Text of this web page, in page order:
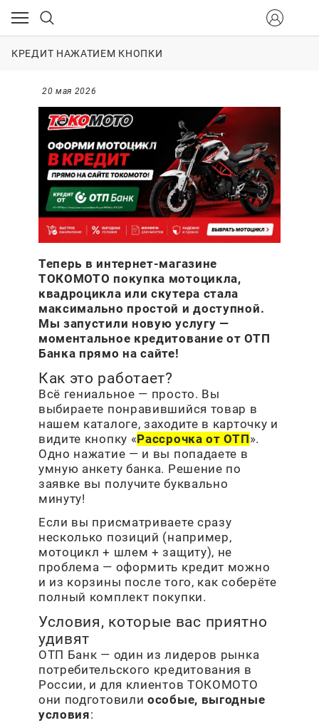
КРЕДИТ НАЖАТИЕМ КНОПКИ
20 мая 2026
Теперь в интернет-магазине
ТОКОМОТО покупка мотоцикла,
квадроцикла или скутера стала
максимально простой и доступной.
Мы запустили новую услугу —
моментальное кредитование от ОТП
Банка прямо на сайте!
Как это работает?
Всё гениальное — просто. Вы
выбираете понравившийся товар в
нашем каталоге, заходите в карточку и
видите кнопку «Рассрочка от ОТП».
Одно нажатие — и вы попадаете в
умную анкету банка. Решение по
заявке вы получите буквально
минуту!
Если вы присматриваете сразу
несколько позиций (например,
мотоцикл + шлем + защиту), не
проблема — оформить кредит можно
и из корзины после того, как соберёте
полный комплект покупки.
Условия, которые вас приятно
удивят
ОТП Банк — один из лидеров рынка
потребительского кредитования в
России, и для клиентов ТОКОМОТО
они подготовилиособые, выгодные
условия: